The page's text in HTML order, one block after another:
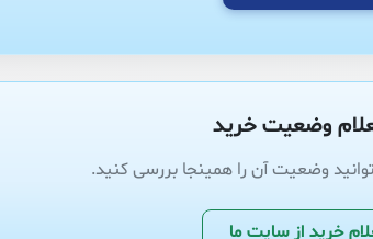
وضعیت خرید
وضعیت آن را همینجا بررسی کنید.
خرید از سایت ما